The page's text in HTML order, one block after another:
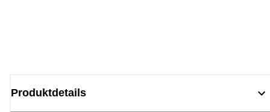
Produktdetails